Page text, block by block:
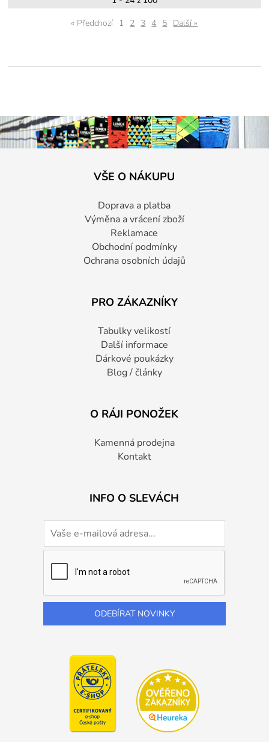
« Předchozí
1 2 3 4 5 Další »
VŠE O NÁKUPU
Doprava a platba
Výměna a vrácení zboží
Reklamace
Obchodní podmínky
Ochrana osobních údajů
PRO ZÁKAZNÍKY
Tabulky velikostí
Další informace
Dárkové poukázky
Blog / články
O RÁJI PONOŽEK
Kamenná prodejna
Kontakt
INFO O SLEVÁCH